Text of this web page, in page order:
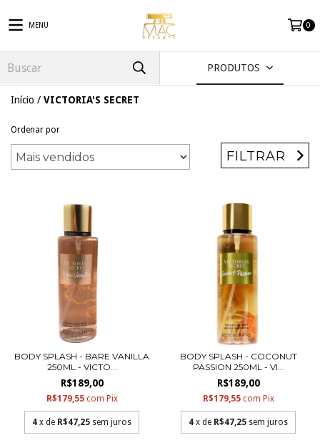
MENU 0
PRODUTOS
Início / VICTORIA'S SECRET
Ordenar por
FILTRAR
BODY SPLASH - BARE VANILLA
250ML - VICTO...
R$189,00
R$179,55 com Pix
4 x de R$47,25 sem juros
BODY SPLASH - COCONUT
PASSION 250ML - VI...
R$189,00
R$179,55 com Pix
4 x de R$47,25 sem juros